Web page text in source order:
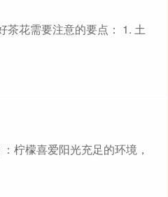
茶花需要注意的要点： 1. 土
柠檬喜爱阳光充足的环境，